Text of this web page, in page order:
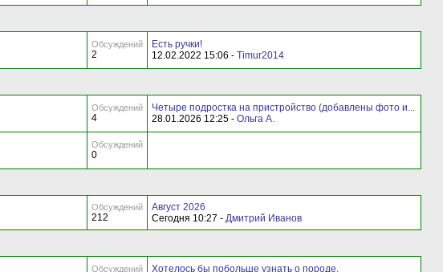
Обсуждений
2
Есть ручки!
12.02.2022 15:06 - Timur2014
Обсуждений
4
Четыре подростка на пристройство (добавлены фото и...
28.01.2026 12:25 - Ольга А.
Обсуждений
0
Обсуждений
212
Август 2026
Сегодня 10:27 - Дмитрий Иванов
Обсуждений
Хотелось бы побольше узнать о породе.